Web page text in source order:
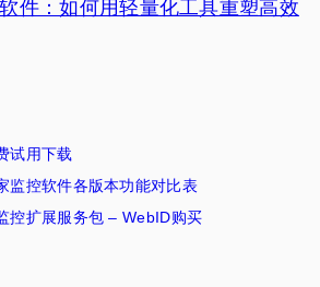
件：如何用轻量化工具重塑高效
试用下载
监控软件各版本功能对比表
控扩展服务包 – WebID购买